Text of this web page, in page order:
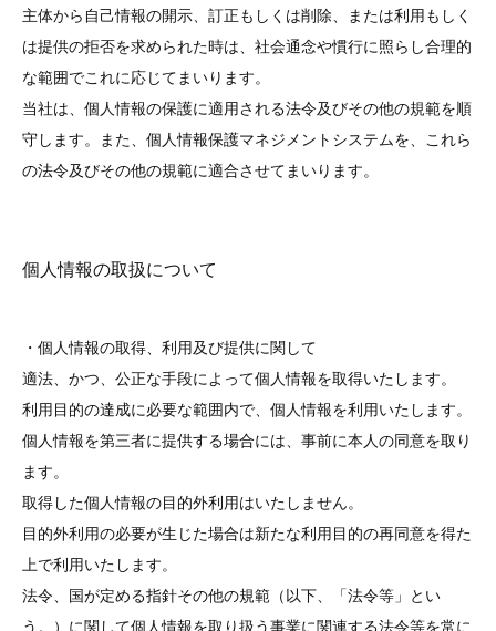
主体から自己情報の開示、訂正もしくは削除、または利用もしく
は提供の拒否を求められた時は、社会通念や慣行に照らし合理的
な範囲でこれに応じてまいります。
当社は、個人情報の保護に適用される法令及びその他の規範を順
守します。また、個人情報保護マネジメントシステムを、これら
の法令及びその他の規範に適合させてまいります。
個人情報の取扱について
・個人情報の取得、利用及び提供に関して
適法、かつ、公正な手段によって個人情報を取得いたします。
利用目的の達成に必要な範囲内で、個人情報を利用いたします。
個人情報を第三者に提供する場合には、事前に本人の同意を取り
ます。
取得した個人情報の目的外利用はいたしません。
目的外利用の必要が生じた場合は新たな利用目的の再同意を得た
上で利用いたします。
法令、国が定める指針その他の規範（以下、「法令等」とい
う。）に関して個人情報を取り扱う事業に関連する法令等を常に